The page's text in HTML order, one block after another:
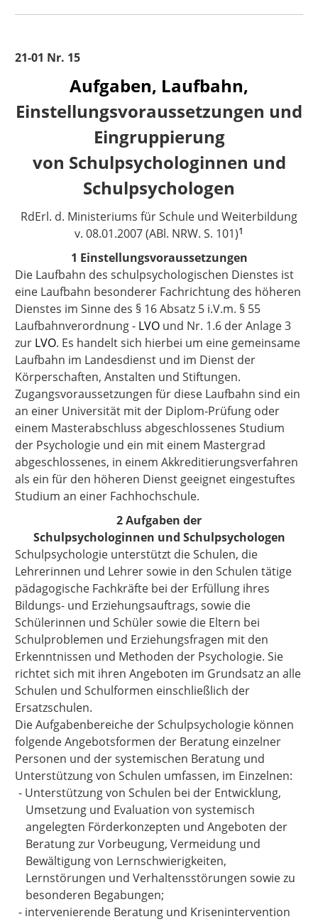
21-01 Nr. 15
Aufgaben, Laufbahn,
Einstellungsvoraussetzungen und
Eingruppierung
von Schulpsychologinnen und
Schulpsychologen
RdErl. d. Ministeriums für Schule und Weiterbildung
v. 08.01.2007 (ABl. NRW. S. 101)1
1 Einstellungsvoraussetzungen
Die Laufbahn des schulpsychologischen Dienstes ist
eine Laufbahn besonderer Fachrichtung des höheren
Dienstes im Sinne des § 16 Absatz 5 i.V.m. § 55
Laufbahnverordnung - LVO und Nr. 1.6 der Anlage 3
zur LVO. Es handelt sich hierbei um eine gemeinsame
Laufbahn im Landesdienst und im Dienst der
Körperschaften, Anstalten und Stiftungen.
Zugangsvoraussetzungen für diese Laufbahn sind ein
an einer Universität mit der Diplom-Prüfung oder
einem Masterabschluss abgeschlossenes Studium
der Psychologie und ein mit einem Mastergrad
abgeschlossenes, in einem Akkreditierungsverfahren
als ein für den höheren Dienst geeignet eingestuftes
Studium an einer Fachhochschule.
2 Aufgaben der
Schulpsychologinnen und Schulpsychologen
Schulpsychologie unterstützt die Schulen, die
Lehrerinnen und Lehrer sowie in den Schulen tätige
pädagogische Fachkräfte bei der Erfüllung ihres
Bildungs- und Erziehungsauftrags, sowie die
Schülerinnen und Schüler sowie die Eltern bei
Schulproblemen und Erziehungsfragen mit den
Erkenntnissen und Methoden der Psychologie. Sie
richtet sich mit ihren Angeboten im Grundsatz an alle
Schulen und Schulformen einschließlich der
Ersatzschulen.
Die Aufgabenbereiche der Schulpsychologie können
folgende Angebotsformen der Beratung einzelner
Personen und der systemischen Beratung und
Unterstützung von Schulen umfassen, im Einzelnen:
- Unterstützung von Schulen bei der Entwicklung,
Umsetzung und Evaluation von systemisch
angelegten Förderkonzepten und Angeboten der
Beratung zur Vorbeugung, Vermeidung und
Bewältigung von Lernschwierigkeiten,
Lernstörungen und Verhaltensstörungen sowie zu
besonderen Begabungen;
- intervenierende Beratung und Krisenintervention